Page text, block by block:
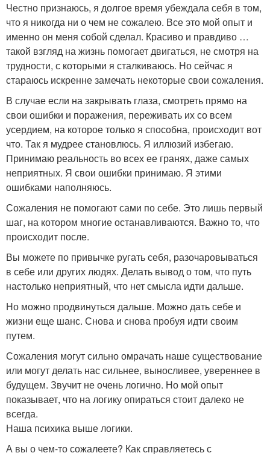
Честно признаюсь, я долгое время убеждала себя в том,
что я никогда ни о чем не сожалею. Все это мой опыт и
именно он меня собой сделал. Красиво и правдиво …
такой взгляд на жизнь помогает двигаться, не смотря на
трудности, с которыми я сталкиваюсь. Но сейчас я
стараюсь искренне замечать некоторые свои сожаления.
В случае если на закрывать глаза, смотреть прямо на
свои ошибки и поражения, переживать их со всем
усердием, на которое только я способна, происходит вот
что. Так я мудрее становлюсь. Я иллюзий избегаю.
Принимаю реальность во всех ее гранях, даже самых
неприятных. Я свои ошибки принимаю. Я этими
ошибками наполняюсь.
Сожаления не помогают сами по себе. Это лишь первый
шаг, на котором многие останавливаются. Важно то, что
происходит после.
Вы можете по привычке ругать себя, разочаровываться
в себе или других людях. Делать вывод о том, что путь
настолько неприятный, что нет смысла идти дальше.
Но можно продвинуться дальше. Можно дать себе и
жизни еще шанс. Снова и снова пробуя идти своим
путем.
Сожаления могут сильно омрачать наше существование
или могут делать нас сильнее, выносливее, увереннее в
будущем. Звучит не очень логично. Но мой опыт
показывает, что на логику опираться стоит далеко не
всегда.
Наша психика выше логики.
А вы о чем-то сожалеете? Как справляетесь с